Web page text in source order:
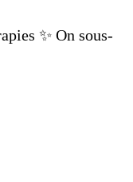
✨ ​On sous-